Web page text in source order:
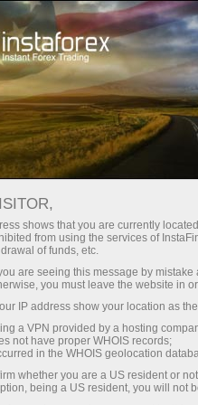
InstaForex bilan
ega bo‘lasiz:
yelkasi, bozordagi
spred va
shuningdek
bilan savdo qilish
shartlar.
Kichik
Har bir depozit
30% bonus
Savdoda
va trassada tezlik
shows that you are currently
from using the services of
of funds, etc.
are seeing this message by
you must leave the website in
IP address show your location as
a VPN provided by a hosting
not have proper WHOIS records;
in the WHOIS geolocation
whether you are a US resident or
being a US resident, you will not